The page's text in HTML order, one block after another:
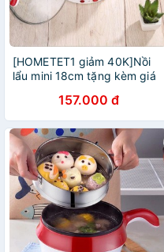
[HOMETET1 giảm 40K]Nồi
lẩu mini 18cm tặng kèm giá
157.000 đ